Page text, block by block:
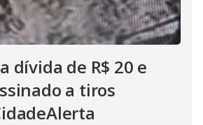
dívida de R$ 20 e
a tiros